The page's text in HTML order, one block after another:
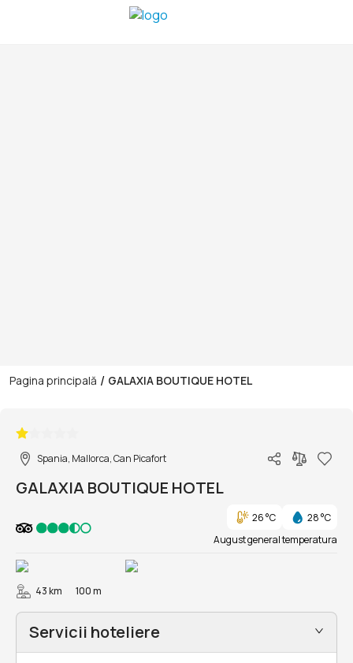
Pagina principală / GALAXIA BOUTIQUE HOTEL
Spania, Mallorca, Can Picafort
GALAXIA BOUTIQUE HOTEL
26 °C
28 °C
August general temperatura
43 km 100 m
Servicii hoteliere